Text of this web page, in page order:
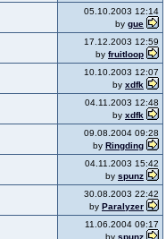
05.10.2003 12:14
by gue
17.12.2003 12:59
by fruitloop
10.10.2003 12:07
by xdfk
04.11.2003 12:48
by xdfk
09.08.2004 09:28
by Ringding
04.11.2003 15:42
by spunz
30.08.2003 22:42
by Paralyzer
11.06.2004 09:17
by spunz